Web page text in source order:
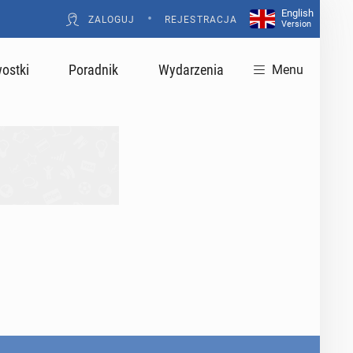
ZALOGUJ • REJESTRACJA
English
Version
Poradnik Wydarzenia Menu